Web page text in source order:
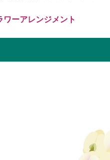
ワーアレンジメント